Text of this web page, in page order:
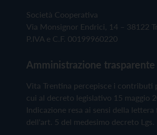
Società Cooperativa
Via Monsignor Endrici, 14 – 38122
P.IVA e C.F. 00199960220
Amministrazione trasparente
Vita Trentina percepisce i
cui al decreto legislativo 15 maggio
Indicazione resa ai sensi della lettera
dell'art. 5 del medesimo decreto Lgs.